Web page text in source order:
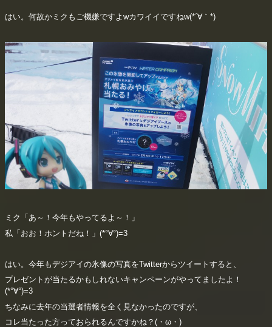
はい。何故かミクもご機嫌ですよwカワイイですねw(*´∀｀*)
ミク「あ～！今年もやってるよ～！」
私「おお！ホントだね！」(*°∀°)=3
はい。今年もデジアイの氷像の写真をTwitterからツイートすると、
プレゼントが当たるかもしれないキャンペーンがやってましたよ！
(*°∀°)=3
ちなみに去年の当選者情報を全く見なかったのですが、
コレ当たった方っておられるんですかね？(・ω・)